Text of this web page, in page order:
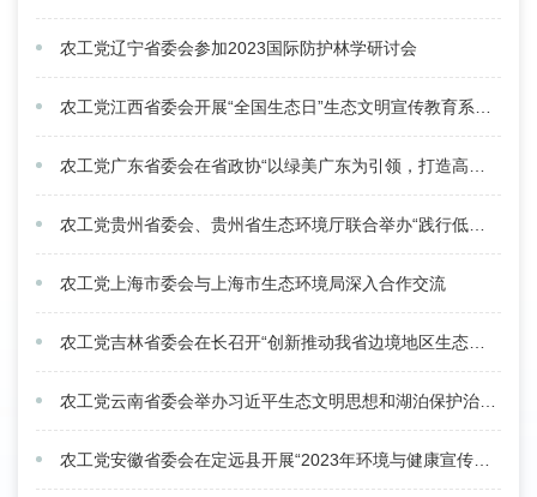
农工党辽宁省委会参加2023国际防护林学研讨会
农工党江西省委会开展“全国生态日”生态文明宣传教育系列活动
农工党广东省委会在省政协“以绿美广东为引领，打造高品质生态”专题协商会建言献策
农工党贵州省委会、贵州省生态环境厅联合举办“践行低碳理念，助力乡村振兴”单株碳汇实践活动
农工党上海市委会与上海市生态环境局深入合作交流
农工党吉林省委会在长召开“创新推动我省边境地区生态产品价值实现”专题调研座谈会
农工党云南省委会举办习近平生态文明思想和湖泊保护治理专题培训班
农工党安徽省委会在定远县开展“2023年环境与健康宣传周”健康行活动